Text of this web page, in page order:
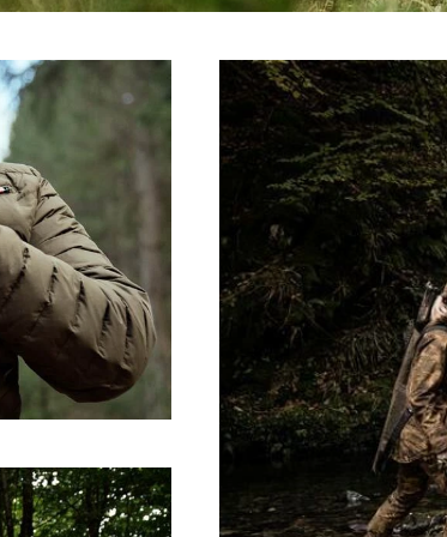
kann. Das Outfit muss jedem Wetter
immer Patronenhalter, Ellenbogen und Knie
BereichHärkila-Hosen undHärkila Kamko . Das
Das Ergebnis lässt Sie mit der Natur
facettenreichen Grün- und Brauntönen.
und Sie können es in aller Ruhe ansprechen.
dieNoctyx-Serie. Das dunkle AXIS MSP Black-
atmungsaktive und schnelltrocknende